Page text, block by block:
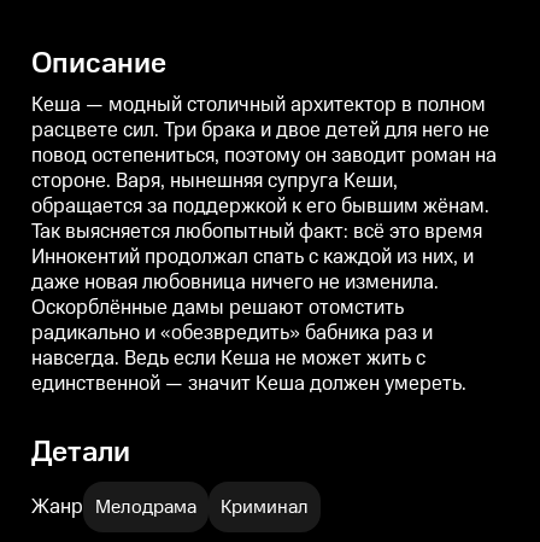
жёнам. Так выясняется
любопытный факт: всё это
время Иннокентий продолжал
спать с каждой из них, и даже
новая любовница ничего не
изменила. Оскорблённые дамы
решают отомстить радикально и
«обезвредить» бабника раз и
навсегда. Ведь если Кеша не
может жить с единственной —
значит Кеша должен умереть.
время Иннокентий продолжал
спать с каждой из них, и даже
новая любовница ничего не
изменила. Оскорблённые дамы
решают отомстить радикально и
«обезвредить» бабника раз и
навсегда. Ведь если Кеша не
может жить с единственной —
значит Кеша должен умереть.
Описание
Кеша — модный столичный архитектор в полном
расцвете сил. Три брака и двое детей для него не
повод остепениться, поэтому он заводит роман на
стороне. Варя, нынешняя супруга Кеши,
обращается за поддержкой к его бывшим жёнам.
Так выясняется любопытный факт: всё это время
Иннокентий продолжал спать с каждой из них, и
даже новая любовница ничего не изменила.
Оскорблённые дамы решают отомстить
радикально и «обезвредить» бабника раз и
навсегда. Ведь если Кеша не может жить с
единственной — значит Кеша должен умереть.
Детали
Жанр Мелодрама Криминал